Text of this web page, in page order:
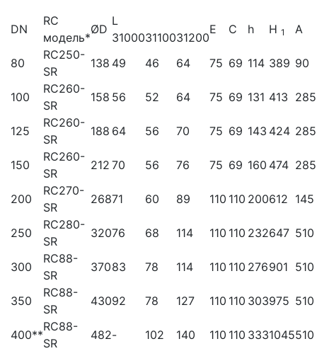
DN
RC
модель*
ØD
L
E C h H 1 A
310003110031200
80
RC250-
SR
138 49 46 64 75 69 114 389 90
100
RC260-
SR
158 56 52 64 75 69 131 413 285
125
RC260-
SR
188 64 56 70 75 69 143 424 285
150
RC260-
SR
212 70 56 76 75 69 160 474 285
200
RC270-
SR
26871 60 89 110 110 200612 145
250
RC280-
SR
32076 68 114 110 110 232647 510
300
RC88-
SR
37083 78 114 110 110 276901 510
350
RC88-
SR
43092 78 127 110 110 303975 510
400**
RC88-
SR
482- 102 140 110 110 3331045510